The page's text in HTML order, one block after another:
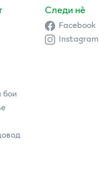
Следи нè
Facebook
Instagram